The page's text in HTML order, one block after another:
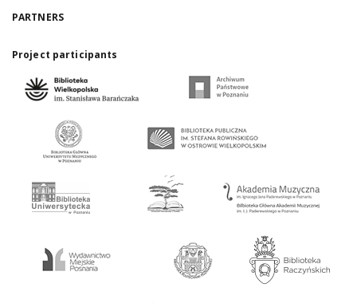
PARTNERS
Project participants